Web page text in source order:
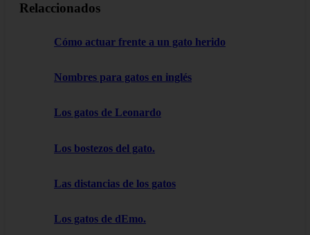
Relaccionados
Cómo actuar frente a un gato herido
Nombres para gatos en inglés
Los gatos de Leonardo
Los bostezos del gato.
Las distancias de los gatos
Los gatos de dEmo.